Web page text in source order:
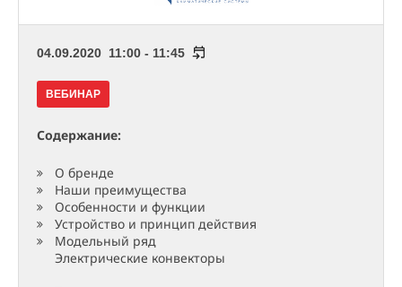
04.09.2020 11:00 - 11:45
ВЕБИНАР
Содержание:
О бренде
Наши преимущества
Особенности и функции
Устройство и принцип действия
Модельный ряд
Электрические конвекторы